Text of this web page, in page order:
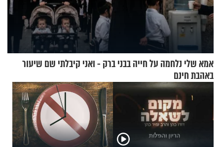
אמא שלי נלחמה על חייה בבני ברק - ואני קיבלתי שם שיעור
באהבת חינם